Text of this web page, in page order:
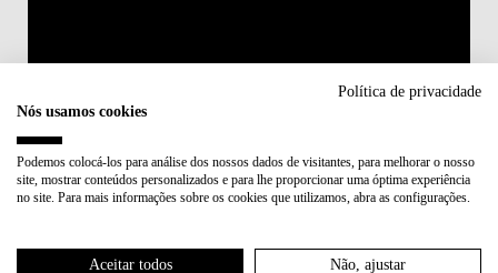
Membro de:
Política de privacidade
Nós usamos cookies
Podemos colocá-los para análise dos nossos dados de visitantes, para melhorar o nosso
site, mostrar conteúdos personalizados e para lhe proporcionar uma óptima experiência
no site. Para mais informações sobre os cookies que utilizamos, abra as configurações.
Aceitar todos Não, ajustar